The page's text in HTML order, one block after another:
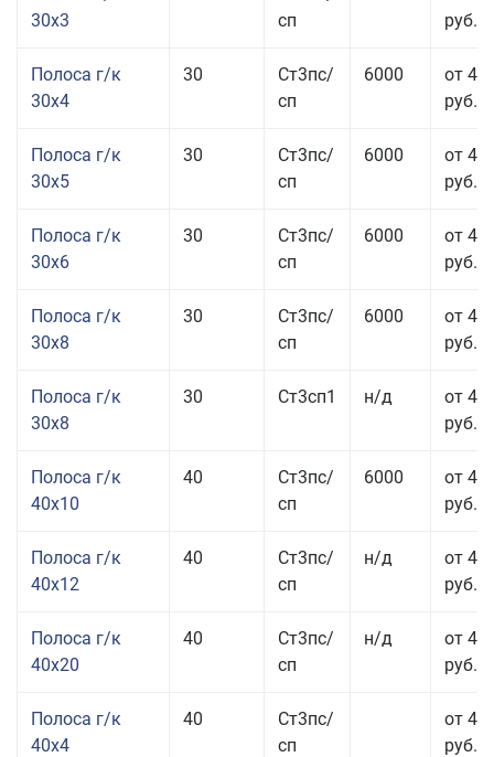
30x3
сп
руб.
Полоса г/к
30x4
30
Ст3пс/
сп
6000
от 44
руб.
Полоса г/к
30x5
30
Ст3пс/
сп
6000
от 43
руб.
Полоса г/к
30x6
30
Ст3пс/
сп
6000
от 46
руб.
Полоса г/к
30x8
30
Ст3пс/
сп
6000
от 43
руб.
Полоса г/к
30x8
30 Ст3сп1 н/д
от 43
руб.
Полоса г/к
40x10
40
Ст3пс/
сп
6000
от 44
руб.
Полоса г/к
40x12
40
Ст3пс/
сп
н/д
от 48
руб.
Полоса г/к
40x20
40
Ст3пс/
сп
н/д
от 44
руб.
Полоса г/к
40x4
40
Ст3пс/
сп
от 42
руб.